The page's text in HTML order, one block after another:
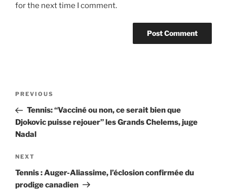
for the next time I comment.
Previous
Post
PREVIOUS
Tennis: “Vacciné ou non, ce serait bien que
Djokovic puisse rejouer” les Grands Chelems, juge
Nadal
Next
Post
NEXT
Tennis : Auger-Aliassime, l’éclosion confirmée du
prodige canadien